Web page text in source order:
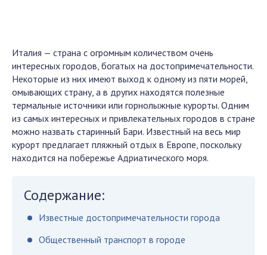
Италия — страна с огромным количеством очень
интересных городов, богатых на достопримечательности.
Некоторые из них имеют выход к одному из пяти морей,
омывающих страну, а в других находятся полезные
термальные источники или горнолыжные курорты. Одним
из самых интересных и привлекательных городов в стране
можно назвать старинный Бари. Известный на весь мир
курорт предлагает пляжный отдых в Европе, поскольку
находится на побережье Адриатического моря.
Содержание:
Известные достопримечательности города
Общественный транспорт в городе